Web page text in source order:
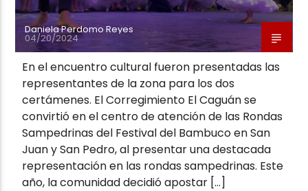
Daniela Perdomo Reyes
04/20/2024
En el encuentro cultural fueron presentadas las
representantes de la zona para los dos
certámenes. El Corregimiento El Caguán se
convirtió en el centro de atención de las Rondas
Sampedrinas del Festival del Bambuco en San
Juan y San Pedro, al presentar una destacada
representación en las rondas sampedrinas. Este
año, la comunidad decidió apostar […]